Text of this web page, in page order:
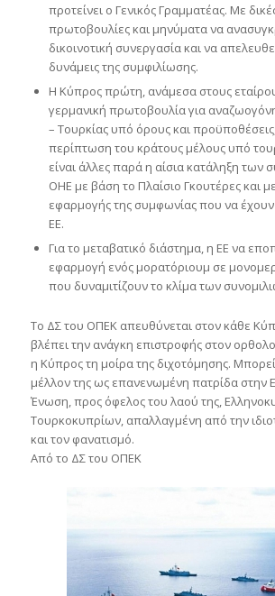
προτείνει ο Γενικός Γραμματέας. Με
πρωτοβουλίες και μηνύματα να
δικοινοτική συνεργασία και να
δυνάμεις της συμφιλίωσης.
Η Κύπρος πρώτη, ανάμεσα στους
γερμανική πρωτοβουλία για
– Τουρκίας υπό όρους και
περίπτωση του κράτους μέλους υπό
είναι άλλες παρά η αίσια κατάληξη των
ΟΗΕ με βάση το Πλαίσιο Γκουτέρες και
εφαρμογής της συμφωνίας που να
ΕΕ.
Για το μεταβατικό διάστημα, η ΕΕ να
εφαρμογή ενός μορατόριουμ σε
που δυναμιτίζουν το κλίμα των
Το ΔΣ του ΟΠΕΚ απευθύνεται στον κάθε
βλέπει την ανάγκη επιστροφής στον
η Κύπρος τη μοίρα της διχοτόμησης.
μέλλον της ως επανενωμένη πατρίδα στην
Ένωση, προς όφελος του λαού της,
Τουρκοκυπρίων, απαλλαγμένη από την
και τον φανατισμό.
Από το ΔΣ του ΟΠΕΚ